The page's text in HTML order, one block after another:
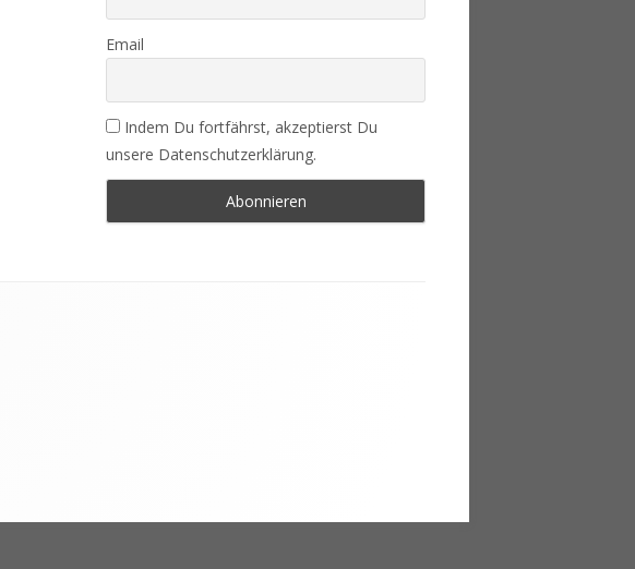
Email
Indem Du fortfährst, akzeptierst Du
unsere Datenschutzerklärung.